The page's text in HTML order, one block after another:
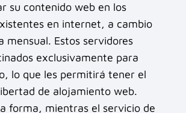
su contenido web en los
en internet, a cambio
mensual. Estos servidores
exclusivamente para
lo que les permitirá tener el
de alojamiento web.
forma, mientras el servicio de